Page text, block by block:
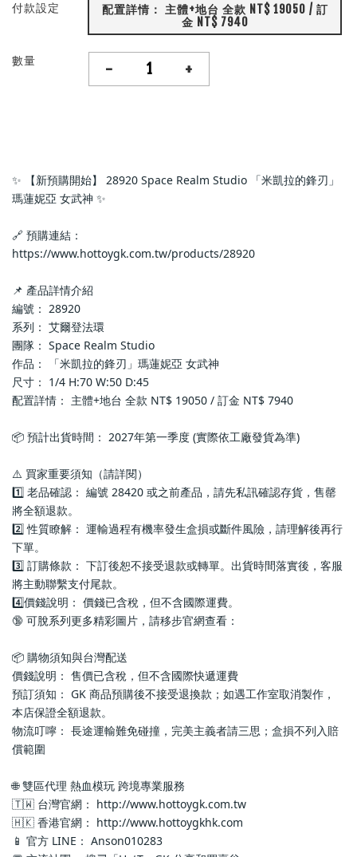
付款設定
配置詳情： 主體+地台 全款 NT$ 19050 / 訂
金 NT$ 7940
數量 - +
✨ 【新預購開始】 28920 Space Realm Studio 「米凱拉的鋒刃」
瑪蓮妮亞 女武神 ✨
🔗 預購連結：
https://www.hottoygk.com.tw/products/28920
📌 產品詳情介紹
編號： 28920
系列： 艾爾登法環
團隊： Space Realm Studio
作品： 「米凱拉的鋒刃」瑪蓮妮亞 女武神
尺寸： 1/4 H:70 W:50 D:45
配置詳情： 主體+地台 全款 NT$ 19050 / 訂金 NT$ 7940
📦 預計出貨時間： 2027年第一季度 (實際依工廠發貨為準)
⚠️ 買家重要須知（請詳閱）
1️⃣ 老品確認： 編號 28420 或之前產品，請先私訊確認存貨，售罄
將全額退款。
2️⃣ 性質瞭解： 運輸過程有機率發生盒損或斷件風險，請理解後再行
下單。
3️⃣ 訂購條款： 下訂後恕不接受退款或轉單。出貨時間落實後，客服
將主動聯繫支付尾款。
4️⃣價錢說明： 價錢已含稅，但不含國際運費。
🔞 可脫系列更多精彩圖片，請移步官網查看：
📦 購物須知與台灣配送
價錢說明： 售價已含稅，但不含國際快遞運費
預訂須知： GK 商品預購後不接受退換款；如遇工作室取消製作，
本店保證全額退款。
物流叮嚀： 長途運輸難免碰撞，完美主義者請三思；盒損不列入賠
償範圍
🌐 雙區代理 熱血模玩 跨境專業服務
🇹🇼 台灣官網： http://www.hottoygk.com.tw
🇭🇰 香港官網： http://www.hottoygkhk.com
📱 官方 LINE： Anson010283